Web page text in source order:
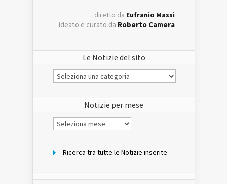
diretto da Eufranio Massi
ideato e curato da Roberto Camera
Le Notizie del sito
Le
Notizie
Notizie per mese
Notizie
per
Ricerca tra tutte le Notizie inserite